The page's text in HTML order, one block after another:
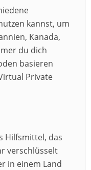
kannst, um
Kanada,
du dich
basieren
Private
Hilfsmittel, das
verschlüsselt
in einem Land